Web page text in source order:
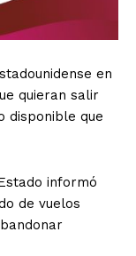
en
quieran salir
disponible que
informó
de vuelos